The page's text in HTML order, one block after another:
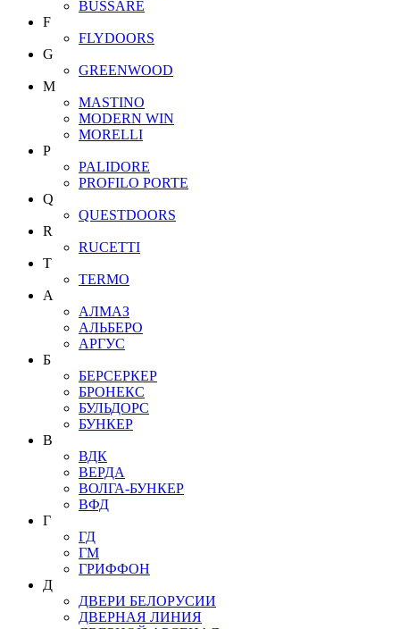
BUSSARE
F
FLYDOORS
G
GREENWOOD
M
MASTINO
MODERN WIN
MORELLI
P
PALIDORE
PROFILO PORTE
Q
QUESTDOORS
R
RUCETTI
T
TERMO
А
АЛМАЗ
АЛЬБЕРО
АРГУС
Б
БЕРСЕРКЕР
БРОНЕКС
БУЛЬДОРС
БУНКЕР
В
ВДК
ВЕРДА
ВОЛГА-БУНКЕР
ВФД
Г
ГД
ГМ
ГРИФФОН
Д
ДВЕРИ БЕЛОРУСИИ
ДВЕРНАЯ ЛИНИЯ